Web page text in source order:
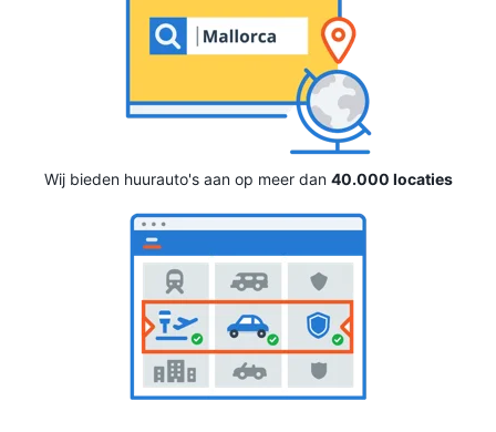
Wij bieden huurauto's aan op meer dan 40.000 locaties